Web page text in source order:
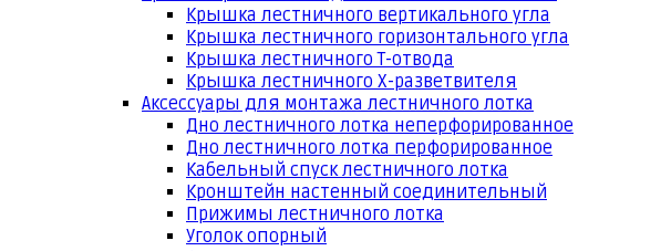
Крышка лестничного вертикального угла
Крышка лестничного горизонтального угла
Крышка лестничного Т-отвода
Крышка лестничного Х-разветвителя
Аксессуары для монтажа лестничного лотка
Дно лестничного лотка неперфорированное
Дно лестничного лотка перфорированное
Кабельный спуск лестничного лотка
Кронштейн настенный соединительный
Прижимы лестничного лотка
Уголок опорный